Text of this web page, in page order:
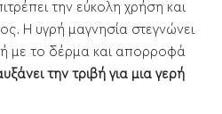
την εύκολη χρήση και
Η υγρή μαγνησία στεγνώνει
με το δέρμα και απορροφά
την τριβή για μια γερή